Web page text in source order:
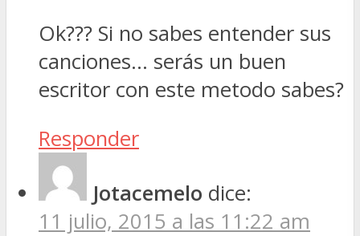
Ok??? Si no sabes entender sus
canciones… serás un buen
escritor con este metodo sabes?
Responder
Jotacemelo dice:
11 julio, 2015 a las 11:22 am